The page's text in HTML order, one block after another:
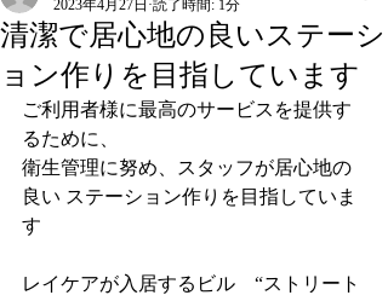
清潔で居心地の良いステーシ
ョン作りを目指しています
2023年4月27日 読了時間: 1分
ご利用者様に最高のサービスを提供す
るために、
衛生管理に努め、スタッフが居心地の
良い ステーション作りを目指していま
す
レイケアが入居するビル　“ストリート